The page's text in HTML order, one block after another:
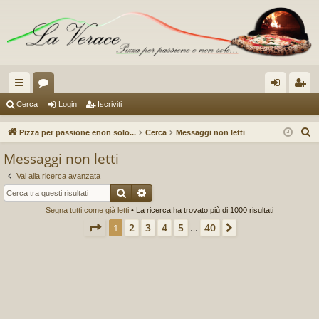
oll
eg
en
u in riv
Cerca Login Iscriviti
Pizza per passione enon solo... Cerca Messaggi non letti
Messaggi non letti
Vai alla ricerca avanzata
CercaRicerca avanzata
Segna tutti come già letti • La ricerca ha trovato più di 1000 risultati
Pagina di 40
1 2 3 4 5 40